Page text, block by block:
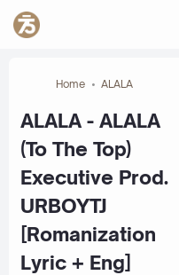
Home ALALA
ALALA - ALALA
(To The Top)
Executive Prod.
URBOYTJ
[Romanization
Lyric + Eng]